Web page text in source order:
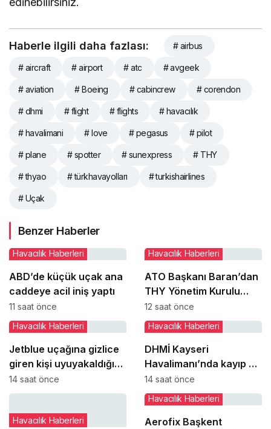
Haberle ilgili daha fazlası: # airbus
# aircraft # airport # atc # avgeek
# aviation # Boeing # cabincrew # corendon
# dhmi # flight # flights # havacılık
# havalimani # love # pegasus # pilot
# plane # spotter # sunexpress # THY
# thyao # türkhavayolları # turkishairlines
# Uçak
Benzer Haberler
ABD’de küçük uçak ana
caddeye acil iniş yaptı
Havacılık Haberleri
11 saat önce
ATO Başkanı Baran’dan
THY Yönetim Kurulu
Başkanı Şeker’e ziyaret
Havacılık Haberleri
12 saat önce
Jetblue uçağına gizlice
giren kişi uyuyakaldığı
tuvalette yakalandı
Havacılık Haberleri
14 saat önce
DHMİ Kayseri
Havalimanı’nda kayıp ve
buluntu altın gümüş ve
değerli taşları satışa
çıkaracak
Havacılık Haberleri
14 saat önce
Havacılık Haberleri
Aerofix Başkent
Havacılık Haberleri